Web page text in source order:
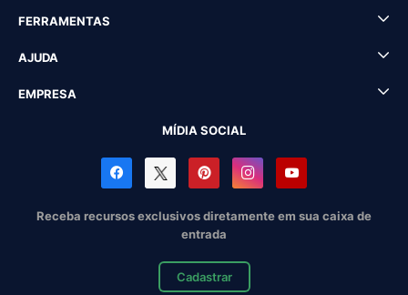
FERRAMENTAS
AJUDA
EMPRESA
MÍDIA SOCIAL
Receba recursos exclusivos diretamente em sua caixa de
entrada
Cadastrar